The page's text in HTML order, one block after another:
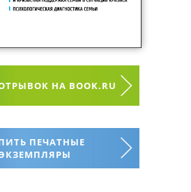
НА BOOK.RU
ПЕЧАТНЫЕ